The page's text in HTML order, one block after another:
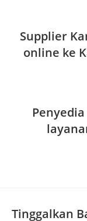
Supplier
online ke
Tinggalkan